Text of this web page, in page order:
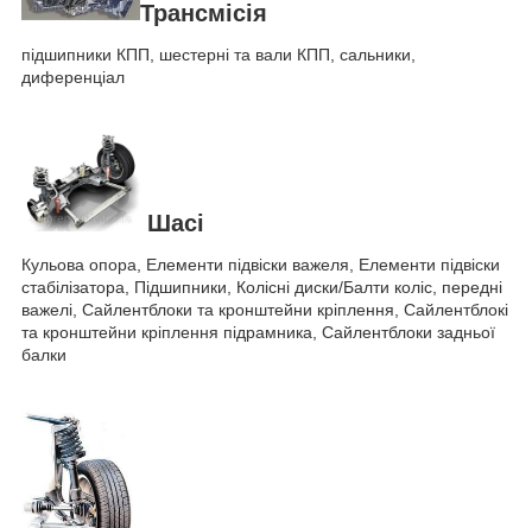
Трансмісія
підшипники КПП, шестерні та вали КПП, сальники,
диференціал
Шасі
Кульова опора, Елементи підвіски важеля, Елементи підвіски
стабілізатора, Підшипники, Колісні диски/Балти коліс, передні
важелі, Сайлентблоки та кронштейни кріплення, Сайлентблокі
та кронштейни кріплення підрамника, Сайлентблоки задньої
балки